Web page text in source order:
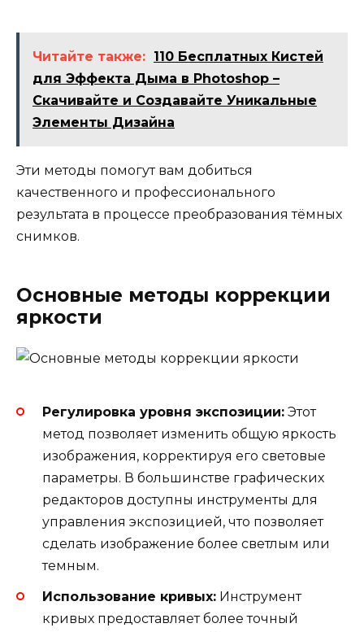
Читайте также: 110 Бесплатных Кистей
для Эффекта Дыма в Photoshop –
Скачивайте и Создавайте Уникальные
Элементы Дизайна
Эти методы помогут вам добиться
качественного и профессионального
результата в процессе преобразования тёмных
снимков.
Основные методы коррекции
яркости
Регулировка уровня экспозиции: Этот
метод позволяет изменить общую яркость
изображения, корректируя его световые
параметры. В большинстве графических
редакторов доступны инструменты для
управления экспозицией, что позволяет
сделать изображение более светлым или
темным.
Использование кривых: Инструмент
кривых предоставляет более точный